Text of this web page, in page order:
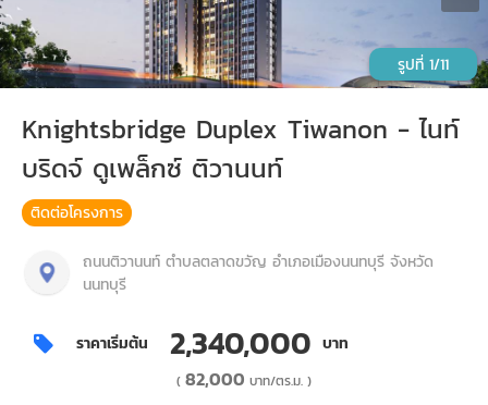
1/11
Knightsbridge Duplex Tiwanon - ไนท์
บริดจ์ ดูเพล็กซ์ ติวานนท์
ติดต่อโครงการ
ถนนติวานนท์ ตำบลตลาดขวัญ อำเภอเมืองนนทบุรี จังหวัด
นนทบุรี
ราคาเริ่มต้น 2,340,000 บาท
( 82,000 บาท/ตร.ม. )